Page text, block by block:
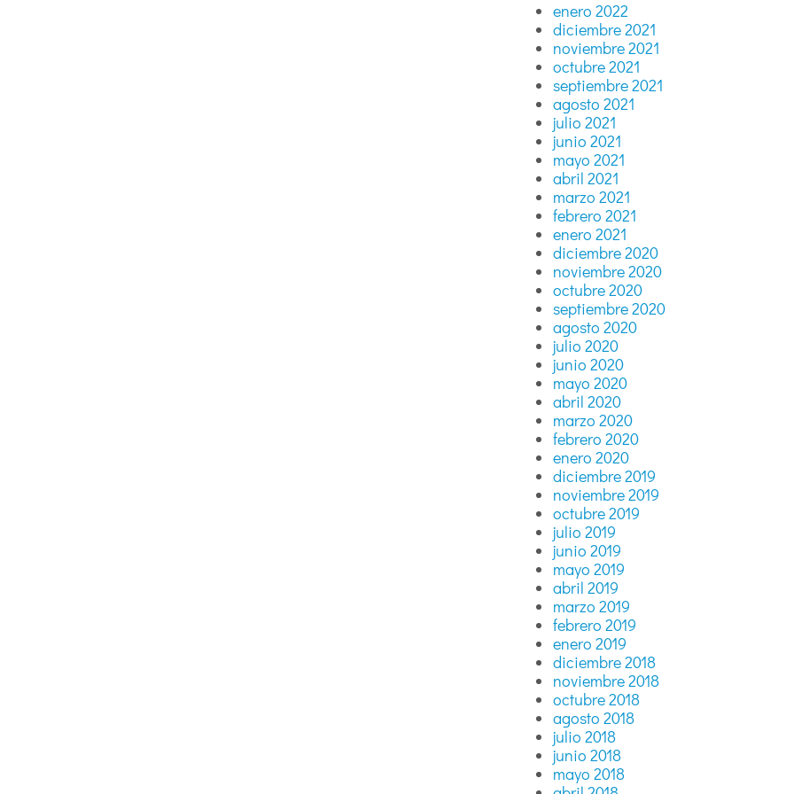
enero 2022
diciembre 2021
noviembre 2021
octubre 2021
septiembre 2021
agosto 2021
julio 2021
junio 2021
mayo 2021
abril 2021
marzo 2021
febrero 2021
enero 2021
diciembre 2020
noviembre 2020
octubre 2020
septiembre 2020
agosto 2020
julio 2020
junio 2020
mayo 2020
abril 2020
marzo 2020
febrero 2020
enero 2020
diciembre 2019
noviembre 2019
octubre 2019
julio 2019
junio 2019
mayo 2019
abril 2019
marzo 2019
febrero 2019
enero 2019
diciembre 2018
noviembre 2018
octubre 2018
agosto 2018
julio 2018
junio 2018
mayo 2018